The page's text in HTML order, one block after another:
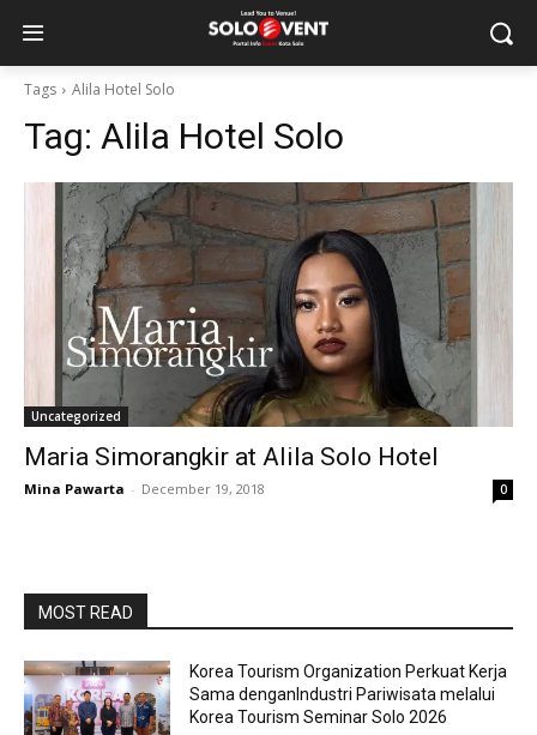
Tags Alila Hotel Solo
Tag: Alila Hotel Solo
Uncategorized
Maria Simorangkir at Alila Solo Hotel
Mina Pawarta - December 19, 2018 0
MOST READ
Korea Tourism Organization Perkuat Kerja
Sama denganIndustri Pariwisata melalui
Korea Tourism Seminar Solo 2026